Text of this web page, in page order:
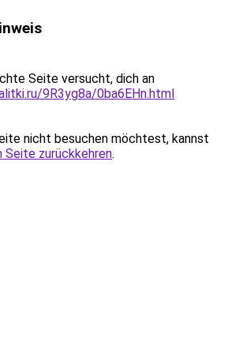
Seite versucht, dich an
9R3yg8a/0ba6EHn.html
nicht besuchen möchtest, kannst
Seite zurückkehren.